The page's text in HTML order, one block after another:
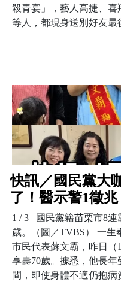
殺青宴」，藝人高捷、喜
等人，都現身送別好友最
快訊／國民黨大
了！醫示警1徵
1 / 3 國民黨籍苗栗市8連
歲。（圖／TVBS） 一生
市民代表蘇文霸，昨日（
享壽70歲。據悉，他長
間，即使身體不適仍抱病